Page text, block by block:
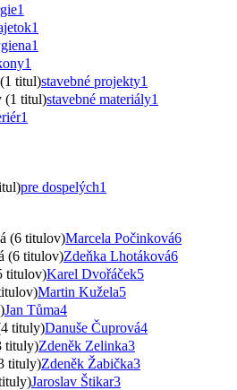
1
1
1
1
titul)stavebné projekty1
(1 titul)stavebné materiály1
1
pre dospelých1
(6 titulov)Marcela Počinková6
(6 titulov)Zdeňka Lhotáková6
titulov)Karel Dvořáček5
Martin Kužela5
Jan Tůma4
tituly)Danuše Čuprová4
tituly)Zdeněk Zelinka3
tituly)Zdeněk Žabička3
Jaroslav Štikar3